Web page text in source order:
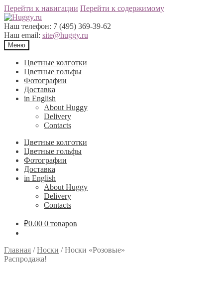
Перейти к навигации Перейти к содержимому
Наш телефон: 7 (495) 369-39-62
Наш email: site@huggy.ru
Меню
Цветные колготки
Цветные гольфы
Фотографии
Доставка
in English
About Huggy
Delivery
Contacts
Цветные колготки
Цветные гольфы
Фотографии
Доставка
in English
About Huggy
Delivery
Contacts
₽0.00 0 товаров
Главная /Носки /Носки «Розовые»
Распродажа!